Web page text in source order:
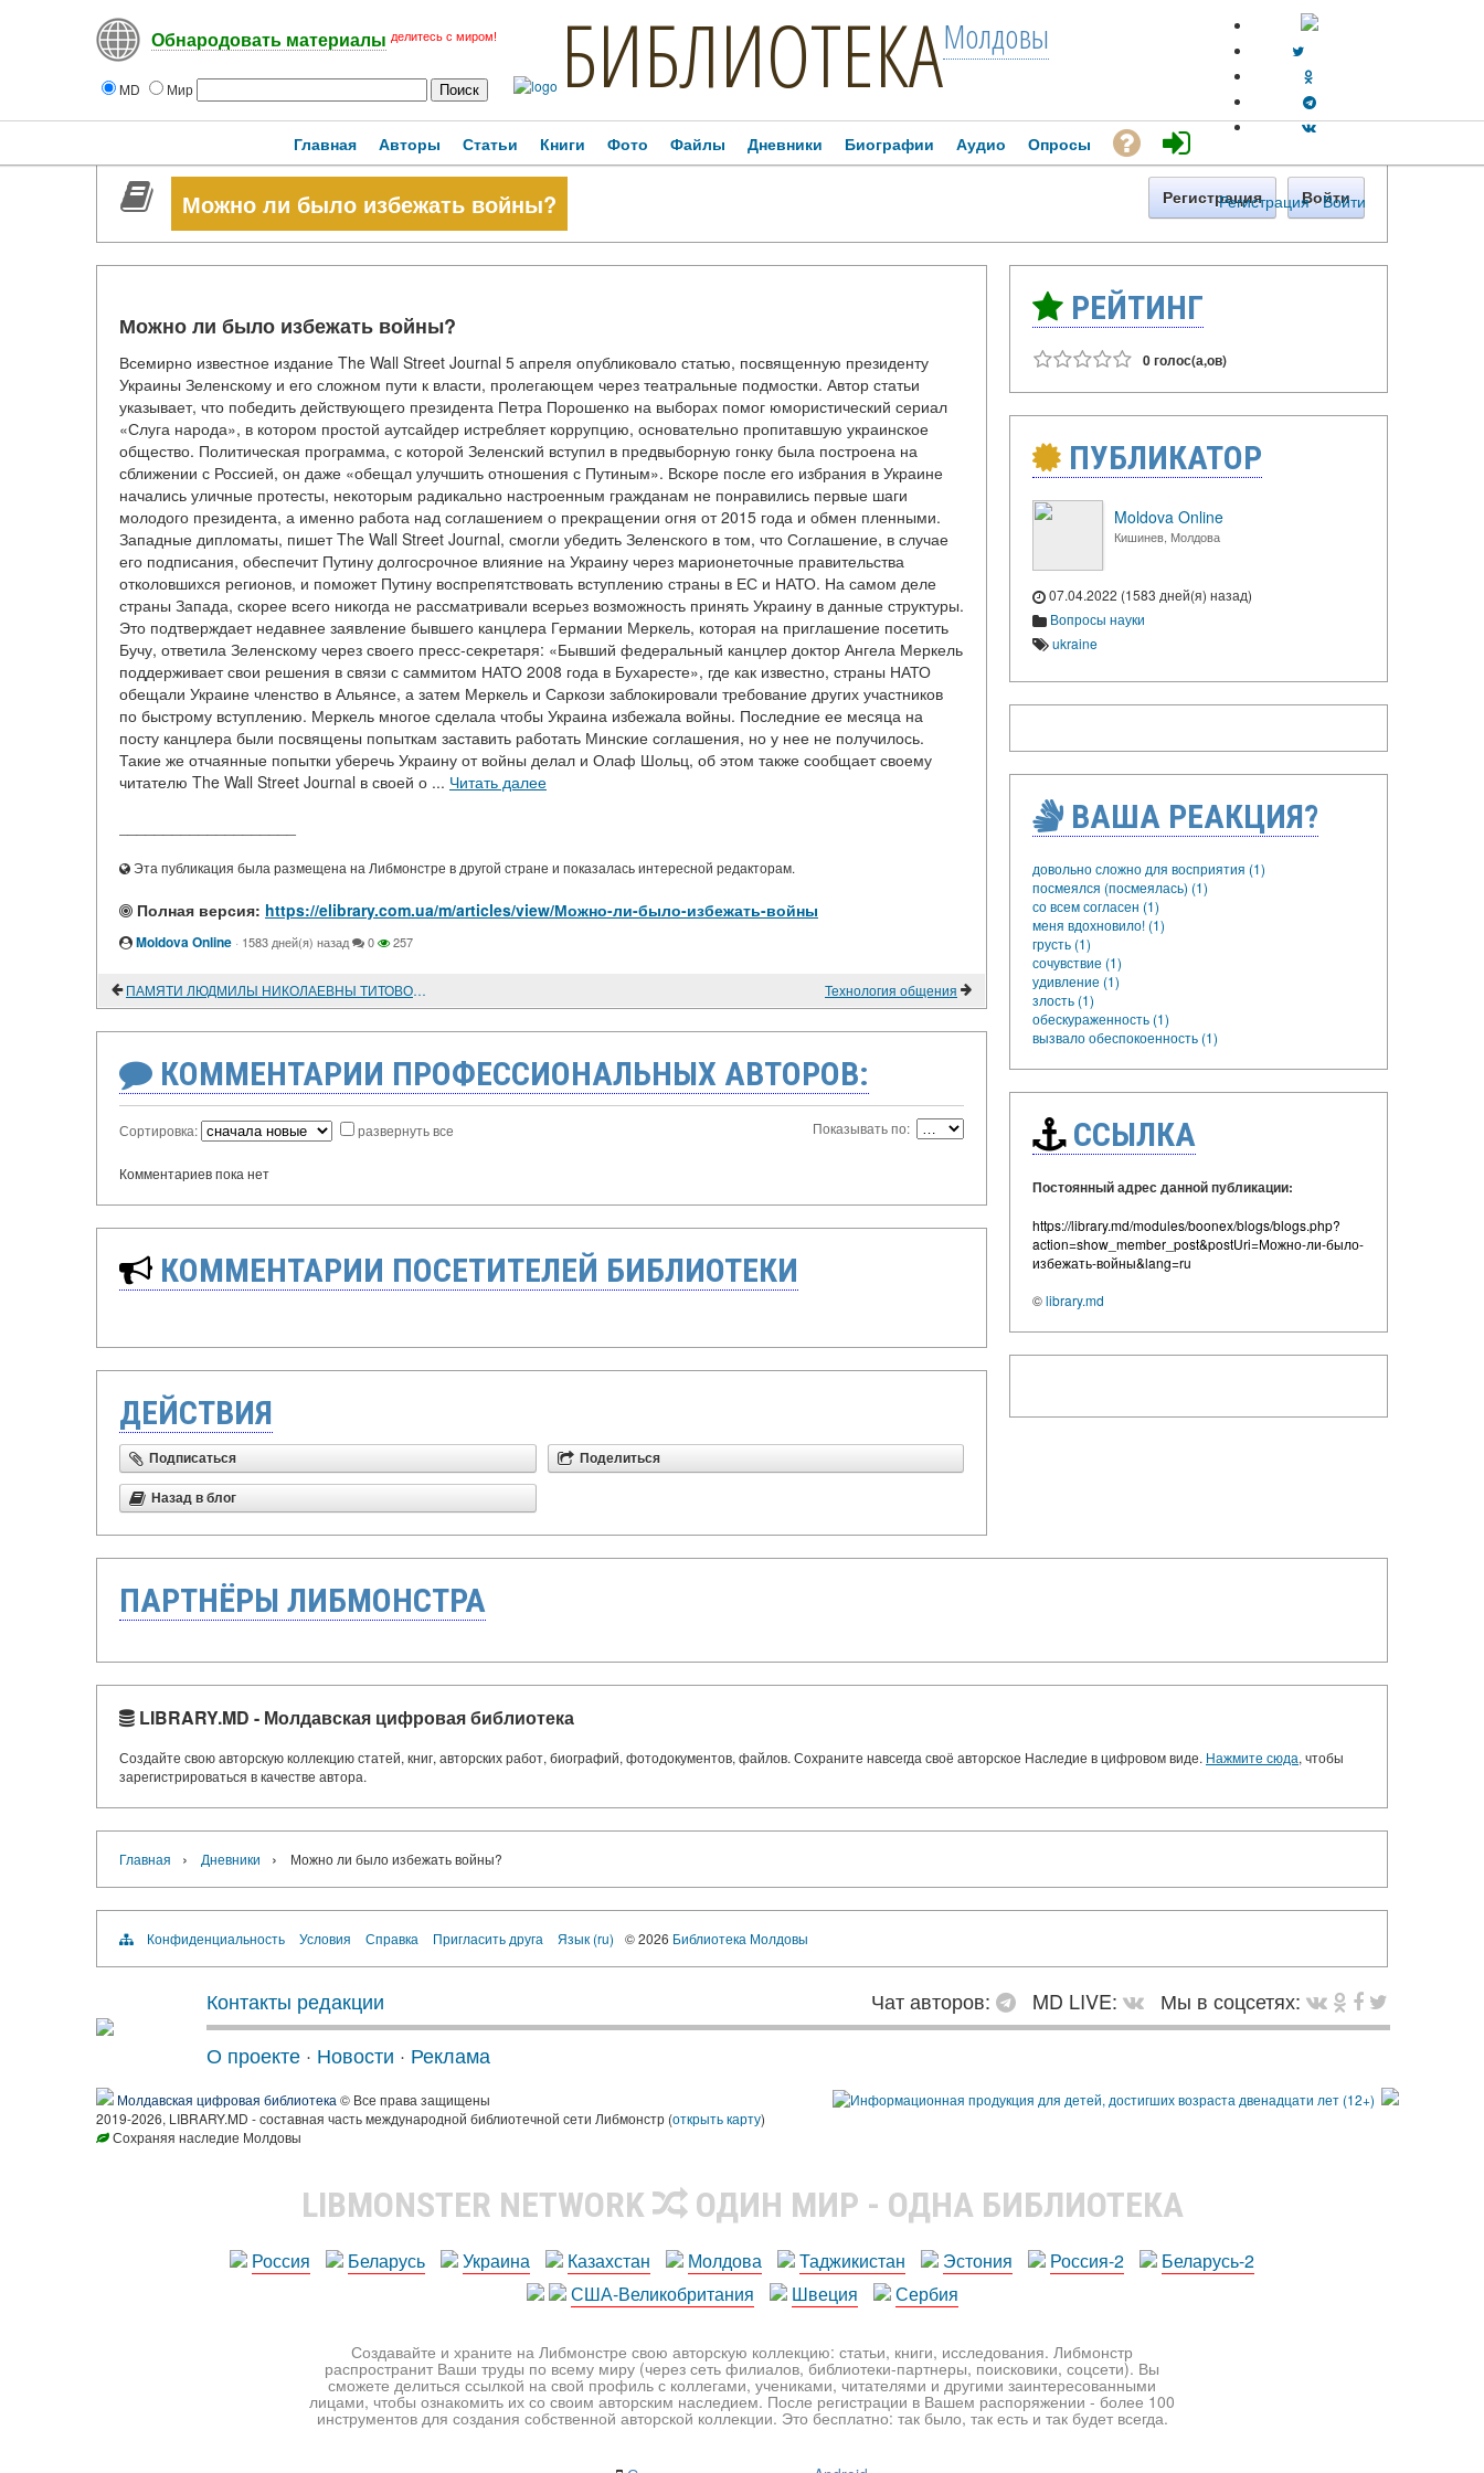
Обнародовать материалы делитесь с миром!
MD Мир БИБЛИОТЕКАМолдовы
Регистрация · Войти
Главная Авторы Статьи Книги Фото Файлы Дневники Биографии Аудио Опросы
Можно ли было избежать войны? Регистрация Войти
Можно ли было избежать войны?
Всемирно известное издание The Wall Street Journal 5 апреля опубликовало статью, посвященную президенту
Украины Зеленскому и его сложном пути к власти, пролегающем через театральные подмостки. Автор статьи
указывает, что победить действующего президента Петра Порошенко на выборах помог юмористический сериал
«Слуга народа», в котором простой аутсайдер истребляет коррупцию, основательно пропитавшую украинское
общество. Политическая программа, с которой Зеленский вступил в предвыборную гонку была построена на
сближении с Россией, он даже «обещал улучшить отношения с Путиным». Вскоре после его избрания в Украине
начались уличные протесты, некоторым радикально настроенным гражданам не понравились первые шаги
молодого президента, а именно работа над соглашением о прекращении огня от 2015 года и обмен пленными.
Западные дипломаты, пишет The Wall Street Journal, смогли убедить Зеленского в том, что Соглашение, в случае
его подписания, обеспечит Путину долгосрочное влияние на Украину через марионеточные правительства
отколовшихся регионов, и поможет Путину воспрепятствовать вступлению страны в ЕС и НАТО. На самом деле
страны Запада, скорее всего никогда не рассматривали всерьез возможность принять Украину в данные структуры.
Это подтверждает недавнее заявление бывшего канцлера Германии Меркель, которая на приглашение посетить
Бучу, ответила Зеленскому через своего пресс-секретаря: «Бывший федеральный канцлер доктор Ангела Меркель
поддерживает свои решения в связи с саммитом НАТО 2008 года в Бухаресте», где как известно, страны НАТО
обещали Украине членство в Альянсе, а затем Меркель и Саркози заблокировали требование других участников
по быстрому вступлению. Меркель многое сделала чтобы Украина избежала войны. Последние ее месяца на
посту канцлера были посвящены попыткам заставить работать Минские соглашения, но у нее не получилось.
Такие же отчаянные попытки уберечь Украину от войны делал и Олаф Шольц, об этом также сообщает своему
читателю The Wall Street Journal в своей о ... Читать далее
Эта публикация была размещена на Либмонстре в другой стране и показалась интересной редакторам.
Полная версия: https://elibrary.com.ua/m/articles/view/Можно-ли-было-избежать-войны
Moldova Online · 1583 дней(я) назад 0 257
ПАМЯТИ ЛЮДМИЛЫ НИКОЛАЕВНЫ ТИТОВОЙ (1934 - 2004) Технология общения
КОММЕНТАРИИ ПРОФЕССИОНАЛЬНЫХ АВТОРОВ:
Сортировка: развернуть все Показывать по:
Комментариев пока нет
КОММЕНТАРИИ ПОСЕТИТЕЛЕЙ БИБЛИОТЕКИ
ДЕЙСТВИЯ
Подписаться Поделиться
Назад в блог
РЕЙТИНГ
0 голос(а,ов)
ПУБЛИКАТОР
Moldova Online
Кишинев, Молдова
07.04.2022 (1583 дней(я) назад)
Вопросы науки
ukraine
ВАША РЕАКЦИЯ?
довольно сложно для восприятия (1)
посмеялся (посмеялась) (1)
со всем согласен (1)
меня вдохновило! (1)
грусть (1)
сочувствие (1)
удивление (1)
злость (1)
обескураженность (1)
вызвало обеспокоенность (1)
ССЫЛКА
Постоянный адрес данной публикации:
https://library.md/modules/boonex/blogs/blogs.php?
action=show_member_post&postUri=Можно-ли-было-
избежать-войны&lang=ru
©library.md
ПАРТНЁРЫ ЛИБМОНСТРА
LIBRARY.MD - Молдавская цифровая библиотека
Создайте свою авторскую коллекцию статей, книг, авторских работ, биографий, фотодокументов, файлов. Сохраните навсегда своё авторское Наследие в цифровом виде. Нажмите сюда, чтобы
зарегистрироваться в качестве автора.
Главная › Дневники › Можно ли было избежать войны?
Конфиденциальность Условия Справка Пригласить друга Язык (ru) © 2026 Библиотека Молдовы
Контакты редакции Чат авторов: MD LIVE:
Мы в соцсетях:
О проекте · Новости · Реклама
Молдавская цифровая библиотека © Все права защищены
2019-2026, LIBRARY.MD - составная часть международной библиотечной сети Либмонстр (открыть карту)
Сохраняя наследие Молдовы
LIBMONSTER NETWORK ОДИН МИР - ОДНА БИБЛИОТЕКА
Россия Беларусь Украина Казахстан Молдова Таджикистан Эстония Россия-2
Беларусь-2
США-Великобритания
Швеция Сербия
Создавайте и храните на Либмонстре свою авторскую коллекцию: статьи, книги, исследования. Либмонстр
распространит Ваши труды по всему миру (через сеть филиалов, библиотеки-партнеры, поисковики, соцсети). Вы
сможете делиться ссылкой на свой профиль с коллегами, учениками, читателями и другими заинтересованными
лицами, чтобы ознакомить их со своим авторским наследием. После регистрации в Вашем распоряжении - более 100
инструментов для создания собственной авторской коллекции. Это бесплатно: так было, так есть и так будет всегда.